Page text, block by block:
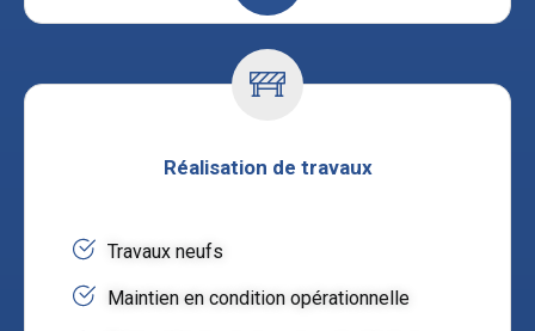
Réalisation de travaux
Travaux neufs
Maintien en condition opérationnelle